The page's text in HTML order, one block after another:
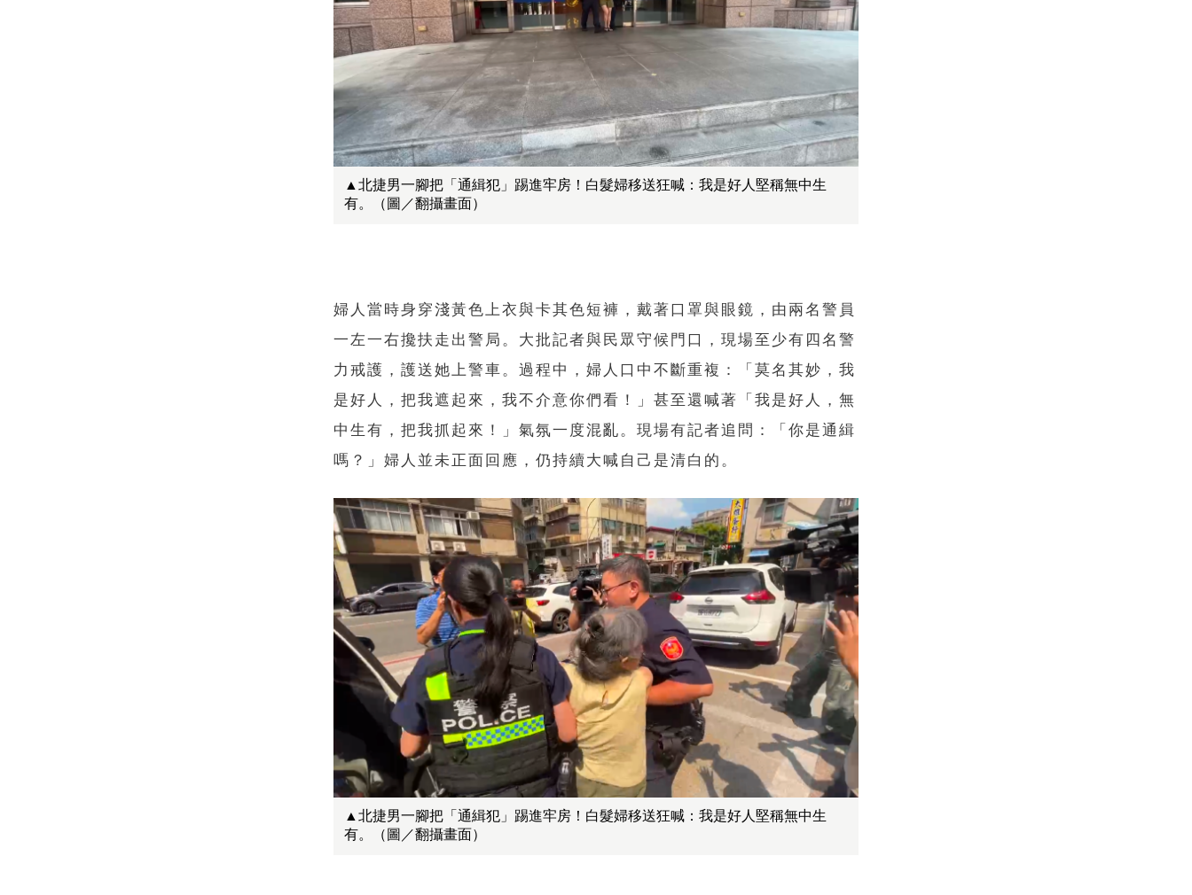
▲北捷男一腳把「通緝犯」踢進牢房！白髮婦移送狂喊：我是好人堅稱無中生
有。（圖／翻攝畫面）
婦人當時身穿淺黃色上衣與卡其色短褲，戴著口罩與眼鏡，由兩名警員
一左一右攙扶走出警局。大批記者與民眾守候門口，現場至少有四名警
力戒護，護送她上警車。過程中，婦人口中不斷重複：「莫名其妙，我
是好人，把我遮起來，我不介意你們看！」甚至還喊著「我是好人，無
中生有，把我抓起來！」氣氛一度混亂。現場有記者追問：「你是通緝
嗎？」婦人並未正面回應，仍持續大喊自己是清白的。
▲北捷男一腳把「通緝犯」踢進牢房！白髮婦移送狂喊：我是好人堅稱無中生
有。（圖／翻攝畫面）